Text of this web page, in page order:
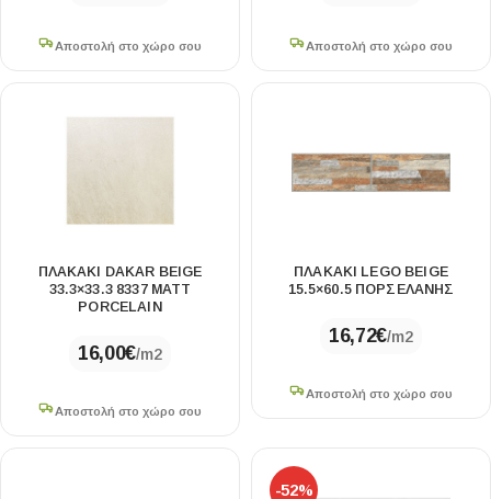
Αποστολή στο χώρο σου Αποστολή στο χώρο σου
ΠΛΑΚΑΚΙ DAKAR BEIGE
33.3×33.3 8337 MATT
PORCELAIN
16,00€/m2
Αποστολή στο χώρο σου
ΠΛΑΚΑΚΙ LEGO BEIGE
15.5×60.5 ΠΟΡΣΕΛΑΝΗΣ
16,72€/m2
Αποστολή στο χώρο σου
-52%